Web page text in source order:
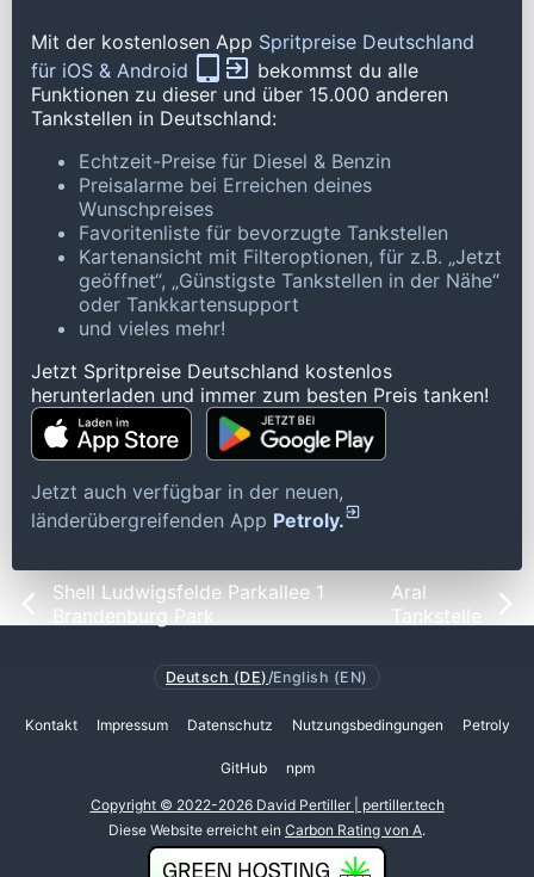
Mit der kostenlosen App Spritpreise Deutschland
für iOS & Android
bekommst du alle
Funktionen zu dieser und über 15.000 anderen
Tankstellen in Deutschland:
Echtzeit-Preise für Diesel & Benzin
Preisalarme bei Erreichen deines
Wunschpreises
Favoritenliste für bevorzugte Tankstellen
Kartenansicht mit Filteroptionen, für z.B. „Jetzt
geöffnet“, „Günstigste Tankstellen in der Nähe“
oder Tankkartensupport
und vieles mehr!
Jetzt Spritpreise Deutschland kostenlos
herunterladen und immer zum besten Preis tanken!
Jetzt auch verfügbar in der neuen,
länderübergreifenden App Petroly.
Shell Ludwigsfelde Parkallee 1
Brandenburg Park
Aral
Tankstelle
Deutsch (DE) /English (EN)
Kontakt Impressum Datenschutz Nutzungsbedingungen Petroly
GitHub npm
Copyright © 2022-2026 David Pertiller | pertiller.tech
Diese Website erreicht ein Carbon Rating von A.